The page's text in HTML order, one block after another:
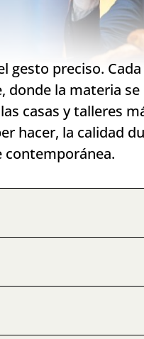
gesto preciso.
donde la materia se
casas y talleres
hacer, la calidad
contemporánea.